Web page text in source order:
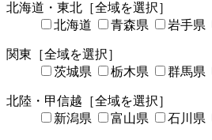
北海道・東北 ［全域を選択］
北海道
青森県 岩手県
関東 ［全域を選択］
茨城県
栃木県 群馬県
北陸・甲信越 ［全域を選択］
新潟県
富山県 石川県